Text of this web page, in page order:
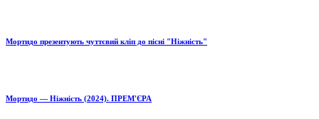
Мортидо презентують чуттєвий кліп до пісні "Ніжність"
Мортидо — Ніжність (2024). ПРЕМ'ЄРА